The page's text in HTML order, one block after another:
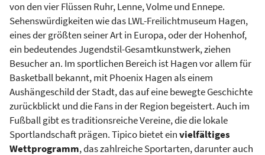
von den vier Flüssen Ruhr, Lenne, Volme und Ennepe.
Sehenswürdigkeiten wie das LWL-Freilichtmuseum Hagen,
eines der größten seiner Art in Europa, oder der Hohenhof,
ein bedeutendes Jugendstil-Gesamtkunstwerk, ziehen
Besucher an. Im sportlichen Bereich ist Hagen vor allem für
Basketball bekannt, mit Phoenix Hagen als einem
Aushängeschild der Stadt, das auf eine bewegte Geschichte
zurückblickt und die Fans in der Region begeistert. Auch im
Fußball gibt es traditionsreiche Vereine, die die lokale
Sportlandschaft prägen. Tipico bietet einvielfältiges
Wettprogramm, das zahlreiche Sportarten, darunter auch